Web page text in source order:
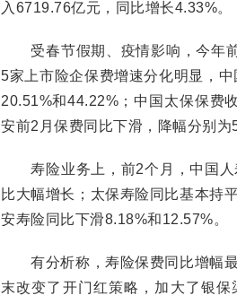
入6719.76亿元，同比增长4.33%。
受春节假期、疫情影响，今年前
5家上市险企保费增速分化明显，
20.51%和44.22%；中国太保保费
安前2月保费同比下滑，降幅分别为
寿险业务上，前2个月，中国人
比大幅增长；太保寿险同比基本持
安寿险同比下滑8.18%和12.57%。
有分析称，寿险保费同比增幅最
末改变了开门红策略，加大了银